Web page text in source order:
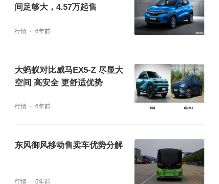
（三）电池安全：杜绝 “新能源用车焦虑”
之重。eπ008 搭载的马赫动力电池通过 “多针
针刺、电芯腰斩、高空跌落、电池包切割、多
点碰撞、水下拖拽” 等 6 大超国标硬核测试，
一刀两断不爆炸”；电池包还配备云端 BMS 全
生命周期管理，实时监测电池状态，杜绝热失
间足够大，4.57万起售
行情 6年前
大蚂蚁对比威马EX5-Z 尽显大
空间 高安全 更舒适优势
行情 6年前
东风御风移动售卖车优势分解
行情 6年前